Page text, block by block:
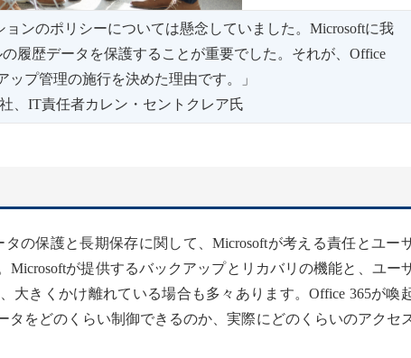
ョンのポリシーについては懸念していました。Microsoftに我
履歴データを保護することが重要でした。それが、Office
プ管理の施行を決めた理由です。」
、IT責任者カレン・セントクレア氏
タの保護と長期保存に関して、Microsoftが考える責任とユー
Microsoftが提供するバックアップとリカバリの機能と、ユー
大きくかけ離れている場合も多々あります。Office 365が喚
タをどのくらい制御できるのか、実際にどのくらいのアクセ